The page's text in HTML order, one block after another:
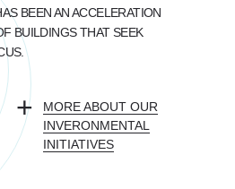
BEEN AN ACCELERATION
BUILDINGS THAT SEEK
MORE ABOUT OUR
INVERONMENTAL
INITIATIVES
+